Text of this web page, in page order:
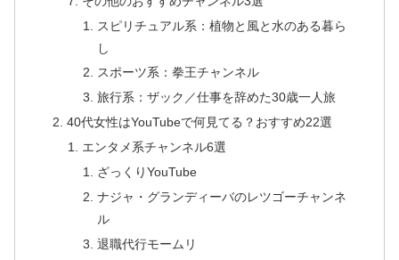
スピリチュアル系：植物と風と水のある暮ら
し
スポーツ系：拳王チャンネル
旅行系：ザック／仕事を辞めた30歳一人旅
40代女性はYouTubeで何見てる？おすすめ22選
エンタメ系チャンネル6選
ざっくりYouTube
ナジャ・グランディーバのレツゴーチャンネ
ル
退職代行モームリ